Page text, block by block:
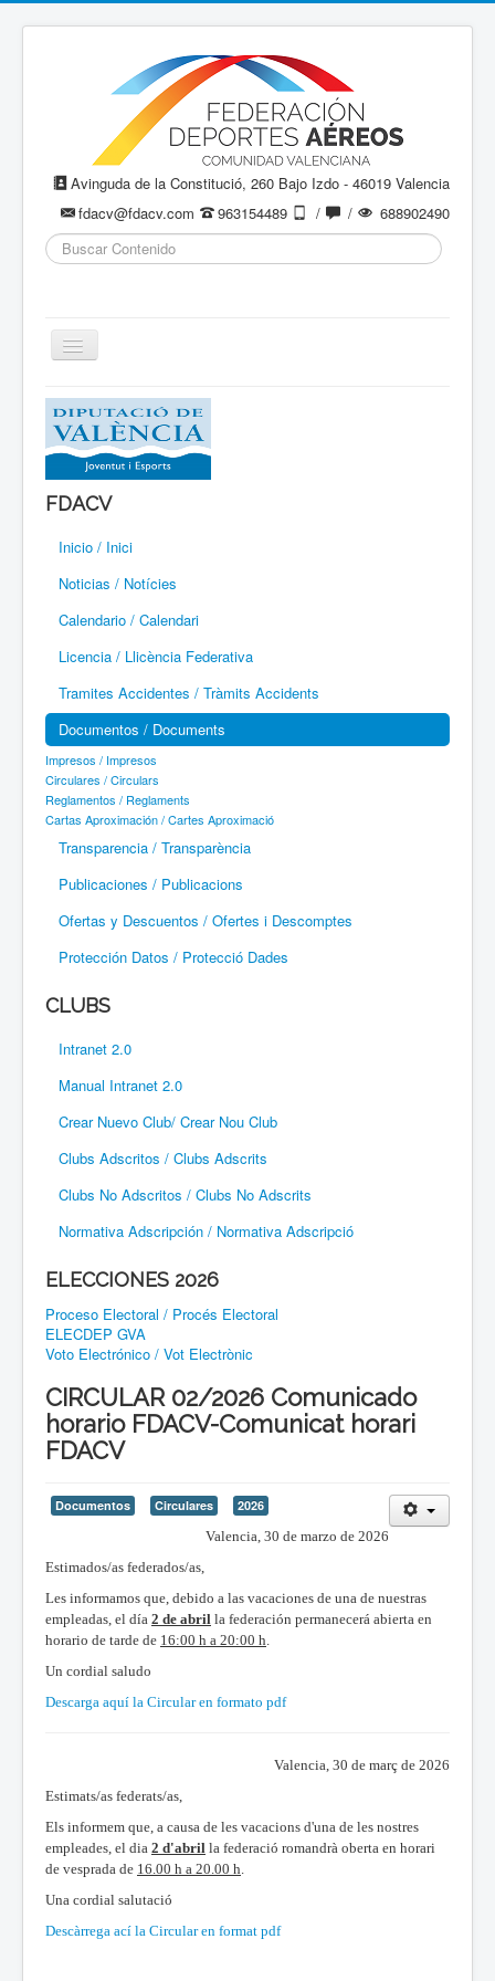
Avinguda de la Constitució, 260 Bajo Izdo - 46019 Valencia
fdacv@fdacv.com
963154489 / /
688902490
Buscar...
Cambiar
navegación
Aeromodelismo / Aeromodelisme
Ala Delta
Paracaidismo / Paracaigudisme
Parapente / Parapent
Ultraligeros / Ultralleugers
Vuelo Con Motor / Vol Amb Motor
FDACV
Inicio / Inici
Noticias / Notícies
Calendario / Calendari
Licencia / Llicència Federativa
Tramites Accidentes / Tràmits Accidents
Documentos / Documents
Impresos / Impresos
Circulares / Circulars
Reglamentos / Reglaments
Cartas Aproximación / Cartes Aproximació
Transparencia / Transparència
Publicaciones / Publicacions
Ofertas y Descuentos / Ofertes i Descomptes
Protección Datos / Protecció Dades
CLUBS
Intranet 2.0
Manual Intranet 2.0
Crear Nuevo Club/ Crear Nou Club
Clubs Adscritos / Clubs Adscrits
Clubs No Adscritos / Clubs No Adscrits
Normativa Adscripción / Normativa Adscripció
ELECCIONES 2026
Proceso Electoral / Procés Electoral
ELECDEP GVA
Voto Electrónico / Vot Electrònic
CIRCULAR 02/2026 Comunicado
horario FDACV-Comunicat horari
FDACV
Documentos Circulares
2026
Valencia, 30 de marzo de 2026
Estimados/as federados/as,
Les informamos que, debido a las vacaciones de una de nuestras
empleadas, el día 2 de abril la federación permanecerá abierta en
horario de tarde de 16:00 h a 20:00 h
Un cordial saludo
Descarga aquí la Circular en formato pdf
Valencia, 30 de març de 2026
Estimats/as federats/as,
Els informem que, a causa de les vacacions d'una de les nostres
empleades, el dia 2 d'abril la federació romandrà oberta en horari
de vesprada de 16.00 h a 20.00 h
Una cordial salutació
Descàrrega ací la Circular en format pdf